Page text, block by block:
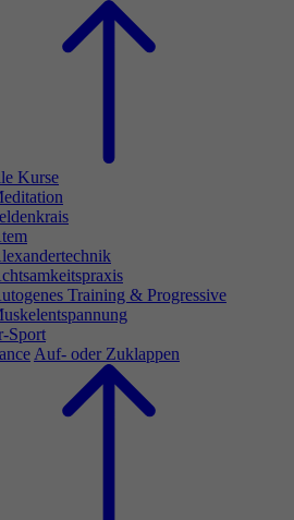
Kurse
Training & Progressive
Sport
Auf- oder Zuklappen